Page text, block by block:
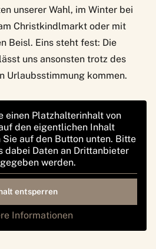
unserer Wahl, im Winter bei
Christkindlmarkt oder mit
Beisl. Eins steht fest: Die
uns ansonsten trotz des
Urlaubsstimmung kommen.
einen Platzhalterinhalt von
den eigentlichen Inhalt
auf den Button unten. Bitte
dabei Daten an Drittanbieter
werden.
entsperren
Informationen